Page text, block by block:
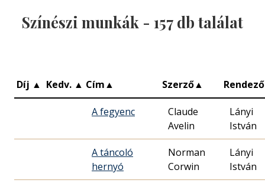
Színészi munkák - 157 db találat
Díj ▲ Kedv. ▲ Cím▲ Szerző▲ Rendező
A fegyenc
Claude
Avelin
Lányi
István
A táncoló
hernyó
Norman
Corwin
Lányi
István